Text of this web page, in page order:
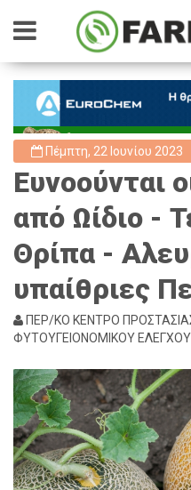
Πέμπτη, 22 Ιουνίου 2023
Ευνοούνται
από Ωίδιο -
Θρίπα -
υπαίθριες
ΠΕΡ/ΚΟ ΚΕΝΤΡΟ
ΦΥΤΟΥΓΕΙΟΝΟΜΙΚΟΥ